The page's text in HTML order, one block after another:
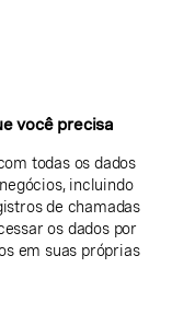
você precisa
todas os dados
incluindo
de chamadas
os dados por
em suas próprias